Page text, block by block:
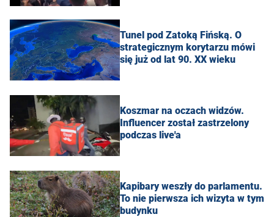
Tunel pod Zatoką Fińską. O
strategicznym korytarzu mówi
się już od lat 90. XX wieku
Koszmar na oczach widzów.
Influencer został zastrzelony
podczas live'a
Kapibary weszły do parlamentu.
To nie pierwsza ich wizyta w tym
budynku